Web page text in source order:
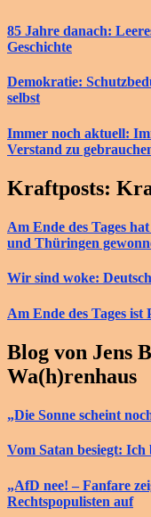
85 Jahre danach:
Geschichte
Demokratie:
selbst
Immer noch aktuell:
Verstand zu
Kraftposts:
Am Ende des Tages
und Thüringen
Wir sind woke:
Am Ende des Tages
Blog von Jens
Wa(h)renhaus
„Die Sonne scheint
Vom Satan besiegt: Ich
„AfD nee! – Fanfare
Rechtspopulisten auf